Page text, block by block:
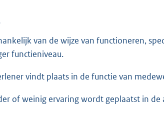
van de wijze van functioneren,
functieniveau.
vindt plaats in de functie van
of weinig ervaring wordt geplaatst in de